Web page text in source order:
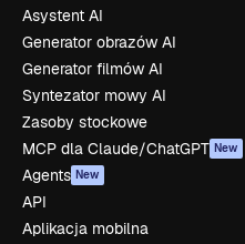
Asystent AI
Generator obrazów AI
Generator filmów AI
Syntezator mowy AI
Zasoby stockowe
MCP dla Claude/ChatGPT New
Agents New
API
Aplikacja mobilna